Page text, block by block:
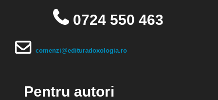
0724 550 463
comenzi@edituradoxologia.ro
Pentru autori